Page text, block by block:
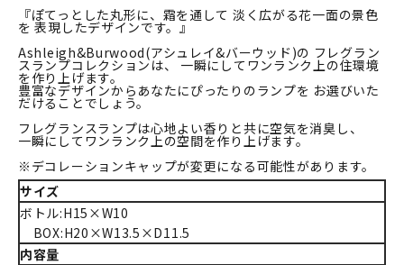
『ぽてっとした丸形に、霜を通して 淡く広がる花一面の景色
を 表現したデザインです。』
Ashleigh&Burwood(アシュレイ&バーウッド)の フレグラン
スランプコレクションは、 一瞬にしてワンランク上の住環境
を作り上げます。
豊富なデザインからあなたにぴったりのランプを お選びいた
だけることでしょう。
フレグランスランプは心地よい香りと共に空気を消臭し、
一瞬にしてワンランク上の空間を作り上げます。
※デコレーションキャップが変更になる可能性があります。
サイズ
ボトル:H15×W10
BOX:H20×W13.5×D11.5
内容量